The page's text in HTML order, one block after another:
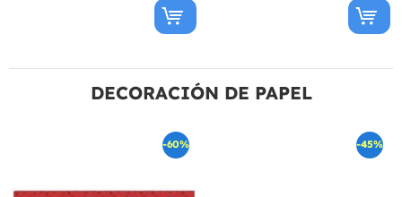
DECORACIÓN DE PAPEL
-60% -45%